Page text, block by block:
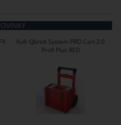
Kufr Qbrick System PRO Cart 2.0
Profi Plus RED